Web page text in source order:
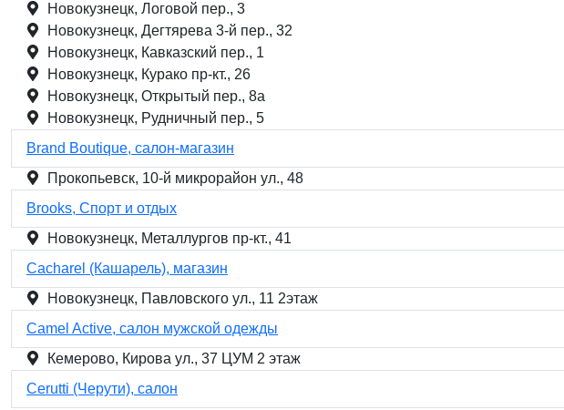
Новокузнецк, Логовой пер., 3
Новокузнецк, Дегтярева 3-й пер., 32
Новокузнецк, Кавказский пер., 1
Новокузнецк, Курако пр-кт., 26
Новокузнецк, Открытый пер., 8а
Новокузнецк, Рудничный пер., 5
Brand Boutique, салон-магазин
Прокопьевск, 10-й микрорайон ул., 48
Brooks, Спорт и отдых
Новокузнецк, Металлургов пр-кт., 41
Cacharel (Кашарель), магазин
Новокузнецк, Павловского ул., 11 2этаж
Camel Active, салон мужской одежды
Кемерово, Кирова ул., 37 ЦУМ 2 этаж
Cerutti (Черути), салон